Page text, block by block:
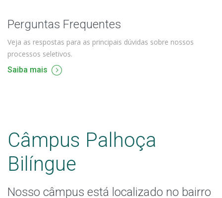
Perguntas Frequentes
Veja as respostas para as principais dúvidas sobre nossos
processos seletivos.
Saiba mais
Câmpus Palhoça
Bilíngue
Nosso câmpus está localizado no bairro